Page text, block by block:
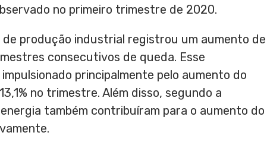
no primeiro trimestre de 2020.
produção industrial registrou um aumento de
consecutivos de queda. Esse
principalmente pelo aumento do
no trimestre. Além disso, segundo a
também contribuíram para o aumento do